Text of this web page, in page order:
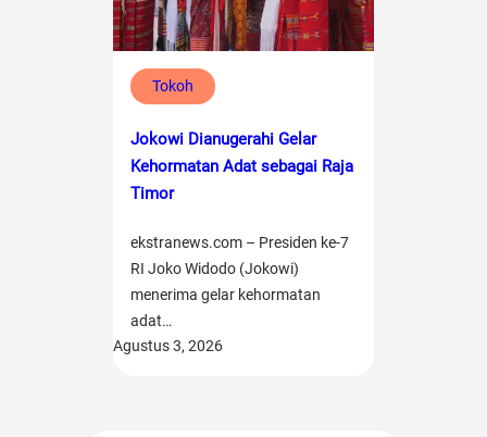
Tokoh
Jokowi Dianugerahi Gelar
Kehormatan Adat sebagai Raja
Timor
ekstranews.com – Presiden ke-7
RI Joko Widodo (Jokowi)
menerima gelar kehormatan
adat…
Agustus 3, 2026